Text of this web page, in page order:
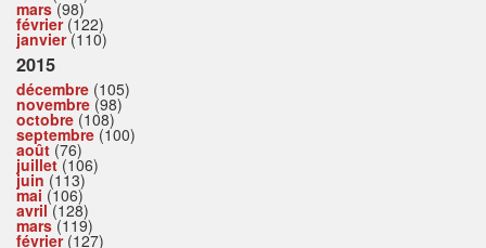
mars(98)
février(122)
janvier(110)
2015
décembre (105)
novembre (98)
octobre (108)
septembre (100)
août (76)
juillet(106)
juin (113)
mai (106)
avril(128)
mars(119)
février(127)